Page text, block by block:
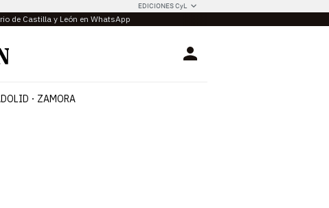
EDICIONES CyL
de Castilla y León en WhatsApp
Login
ZAMORA